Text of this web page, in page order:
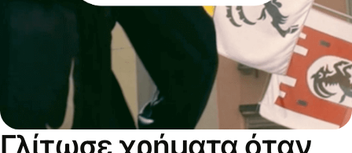
Γλίτωσε χρήματα όταν